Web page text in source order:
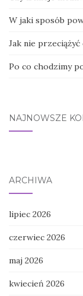
W jaki sposób
Jak nie
Po co chodzimy
NAJNOWSZE
ARCHIWA
lipiec 2026
czerwiec 2026
maj 2026
kwiecień 2026